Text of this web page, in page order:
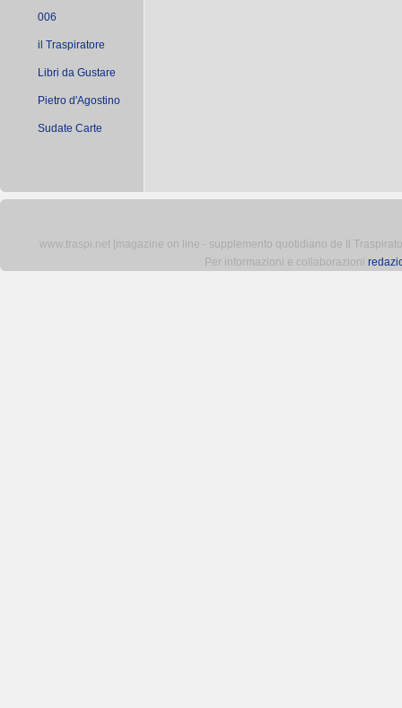
006
il Traspiratore
Libri da Gustare
Pietro d'Agostino
Sudate Carte
www.traspi.net [magazine on line - supplemento quotidiano de Il
Per informazioni e collaborazioni